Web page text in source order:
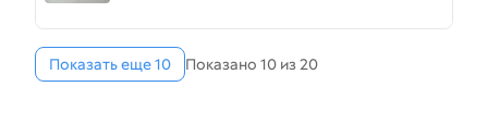
Показать еще 10 Показано 10 из 20